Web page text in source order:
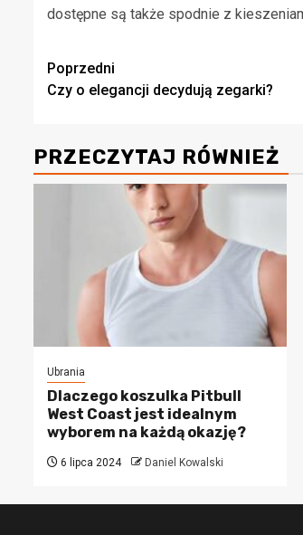
dostępne są także spodnie z
Zobacz
wpisy
Poprzedni
Czy o elegancji decydują zegarki?
PRZECZYTAJ RÓWNIEŻ
Ubrania
Dlaczego koszulka Pitbull
West Coast jest idealnym
wyborem na każdą okazję?
6 lipca 2024 Daniel Kowalski